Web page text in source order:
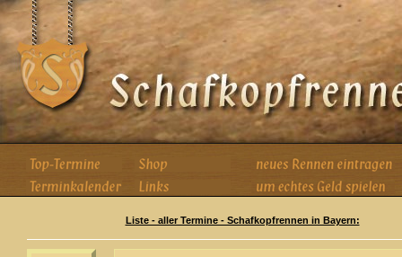
Liste - aller Termine - Schafkopfrennen in Bayern: